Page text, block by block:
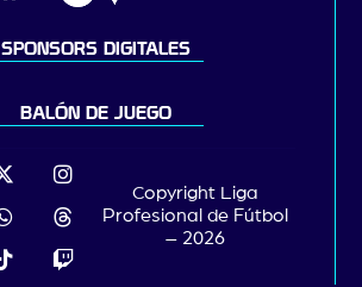
SPONSORS DIGITALES
BALÓN DE JUEGO
Copyright Liga
Profesional de Fútbol
– 2026